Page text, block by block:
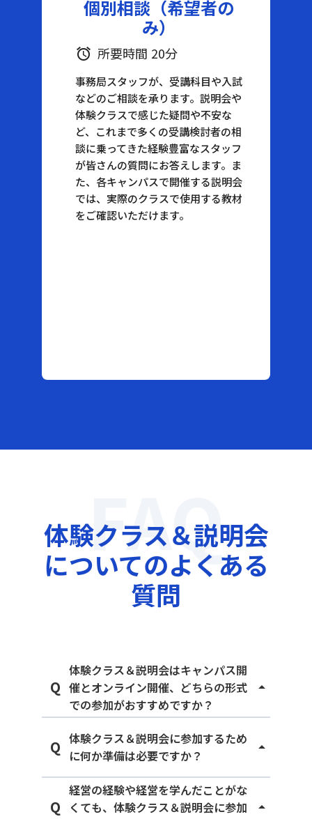
個別相談（希望者の
み）
alarm 所要時間 20分
事務局スタッフが、受講科目や入試
などのご相談を承ります。説明会や
体験クラスで感じた疑問や不安な
ど、これまで多くの受講検討者の相
談に乗ってきた経験豊富なスタッフ
が皆さんの質問にお答えします。ま
た、各キャンパスで開催する説明会
では、実際のクラスで使用する教材
をご確認いただけます。
FAQ
体験クラス＆説明会
についてのよくある
質問
Q
体験クラス＆説明会はキャンパス開
催とオンライン開催、どちらの形式
での参加がおすすめですか？
arrow_drop_up
A ご自身が実際に受講を検討しているクラ
スと同じ形式がおすすめです。通学形式
であれば
キャンパス開催、オンライン形式であれ
ばオンライン開催に参加いただけたほう
が、より実際に近い体験をしていただけ
Q 体験クラス＆説明会に参加するため
に何か準備は必要ですか？
arrow_drop_up
A 事前準備はとくに必要ありません。これ
からグロービスで学ぶことを検討される
Q
経営の経験や経営を学んだことがな
くても、体験クラス＆説明会に参加
arrow_drop_up